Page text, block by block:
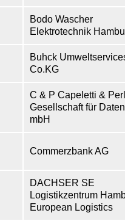
Bodo Wascher
Elektrotechnik
Buhck
Co.KG
C & P Capeletti & Perl
Gesellschaft für
mbH
Commerzbank AG
DACHSER SE
Logistikzentrum
European Logistics